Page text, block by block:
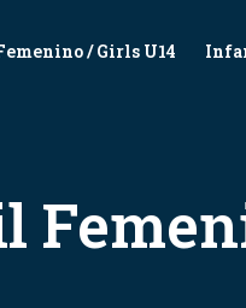
/ Girls U14